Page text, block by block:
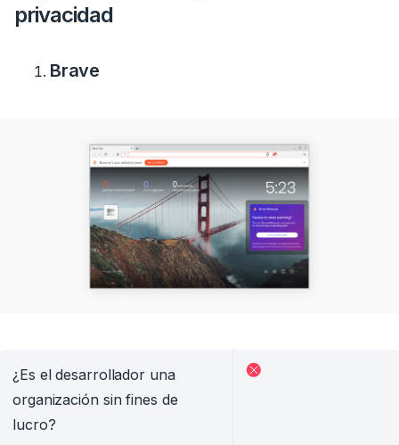
privacidad
Brave
¿Es el desarrollador una
organización sin fines de
lucro?